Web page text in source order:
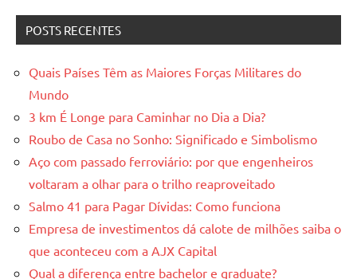
POSTS RECENTES
Quais Países Têm as Maiores Forças Militares do
Mundo
3 km É Longe para Caminhar no Dia a Dia?
Roubo de Casa no Sonho: Significado e Simbolismo
Aço com passado ferroviário: por que engenheiros
voltaram a olhar para o trilho reaproveitado
Salmo 41 para Pagar Dívidas: Como funciona
Empresa de investimentos dá calote de milhões saiba o
que aconteceu com a AJX Capital
Qual a diferença entre bachelor e graduate?